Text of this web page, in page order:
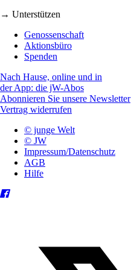
→ Unterstützen
Genossenschaft
Aktionsbüro
Spenden
Nach Hause, online und in
der App: die jW-Abos
Abonnieren Sie unsere Newsletter
Vertrag widerrufen
© junge Welt
© JW
Impressum/Datenschutz
AGB
Hilfe